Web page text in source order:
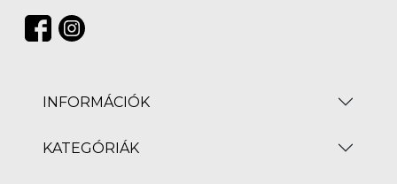
INFORMÁCIÓK
KATEGÓRIÁK